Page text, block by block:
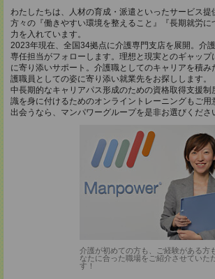
わたしたちは、人材の育成・派遣といったサービス提
方々の『働きやすい環境を整えること』『長期就労に
力を入れています。
2023年現在、全国34拠点に介護専門支店を展開。介
専任担当がフォローします。理想と現実とのギャップ
に寄り添いサポート。介護職としてのキャリアを積
護職員としての姿に寄り添い就業先をお探しします。
中長期的なキャリアパス形成のための資格取得支援制
識を身に付けるためのオンライントレーニングもご用
出会うなら、マンパワーグループを是非お選びくださ
介護が初めての方も、ご経験がある方
なたに合った職場をご紹介させていた
す！